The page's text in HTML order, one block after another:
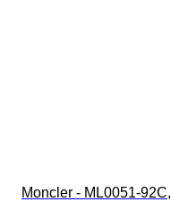
Moncler - ML0051-92C,